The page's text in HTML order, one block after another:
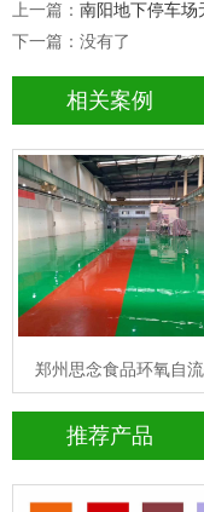
上一篇： 南阳地下停车场
下一篇：没有了
相关案例
郑州思念食品环氧自
郑州思念食品环氧自流平地
成功案例
立即询问
推荐产品